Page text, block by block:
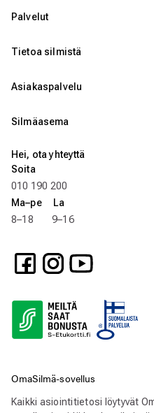
Palvelut
Tietoa silmistä
Asiakaspalvelu
Silmäasema
Hei, ota yhteyttä
Soita
010 190 200
Ma–pe La
8–18 9–16
OmaSilmä-sovellus
Kaikki asiointitietosi löytyvät